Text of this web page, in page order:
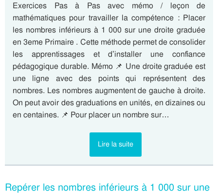
Exercices Pas à Pas avec mémo / leçon de
mathématiques pour travailler la compétence : Placer
les nombres inférieurs à 1 000 sur une droite graduée
en 3eme Primaire . Cette méthode permet de consolider
les apprentissages et d’installer une confiance
pédagogique durable. Mémo 📌 Une droite graduée est
une ligne avec des points qui représentent des
nombres. Les nombres augmentent de gauche à droite.
On peut avoir des graduations en unités, en dizaines ou
en centaines. 📌 Pour placer un nombre sur…
Lire la suite
Repérer les nombres inférieurs à 1 000 sur une